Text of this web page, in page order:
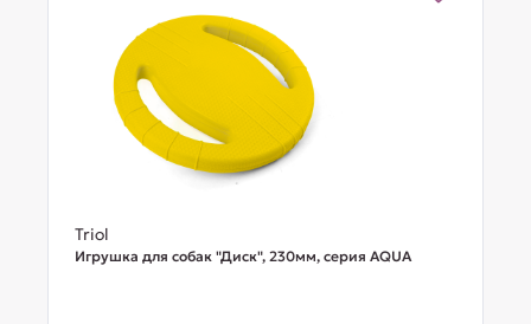
Triol
Игрушка для собак "Диск", 230мм, серия AQUA